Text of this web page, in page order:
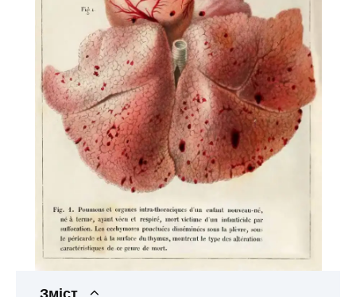
Зміст